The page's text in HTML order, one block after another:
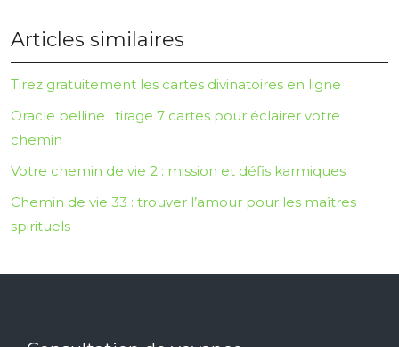
Articles similaires
Tirez gratuitement les cartes divinatoires en ligne
Oracle belline : tirage 7 cartes pour éclairer votre
chemin
Votre chemin de vie 2 : mission et défis karmiques
Chemin de vie 33 : trouver l’amour pour les maîtres
spirituels